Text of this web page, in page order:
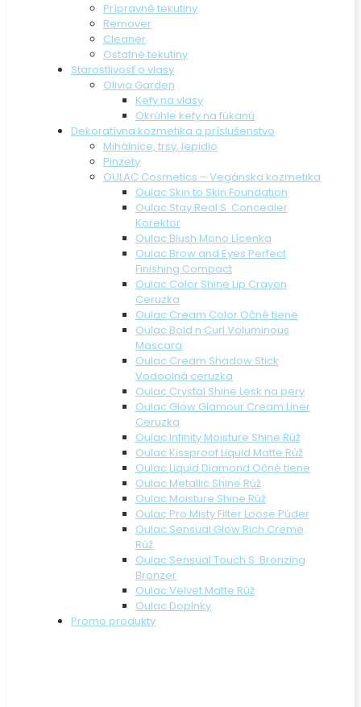
Prípravné tekutiny
Remover
Cleaner
Ostatné tekutiny
Starostlivosť o vlasy
Olivia Garden
Kefy na vlasy
Okrúhle kefy na fúkanú
Dekoratívna kozmetika a príslušenstvo
Mihálnice, trsy, lepidlo
Pinzety
OULAC Cosmetics – Vegánska kozmetika
Oulac Skin to Skin Foundation
Oulac Stay Real S. Concealer
Korektor
Oulac Blush Mono Lícenka
Oulac Brow and Eyes Perfect
Finishing Compact
Oulac Color Shine Lip Crayon
Ceruzka
Oulac Cream Color Očné tiene
Oulac Bold n Curl Voluminous
Mascara
Oulac Cream Shadow Stick
Vodoolná ceruzka
Oulac Crystal Shine Lesk na pery
Oulac Glow Glamour Cream Liner
Ceruzka
Oulac Infinity Moisture Shine Rúž
Oulac Kissproof Liquid Matte Rúž
Oulac Liquid Diamond Očné tiene
Oulac Metallic Shine Rúž
Oulac Moisture Shine Rúž
Oulac Pro Misty Filter Loose Púder
Oulac Sensual Glow Rich Creme
Rúž
Oulac Sensual Touch S. Bronzing
Bronzer
Oulac Velvet Matte Rúž
Oulac Doplnky
Promo produkty